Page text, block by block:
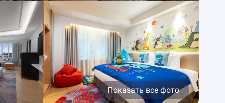
Показать все фото